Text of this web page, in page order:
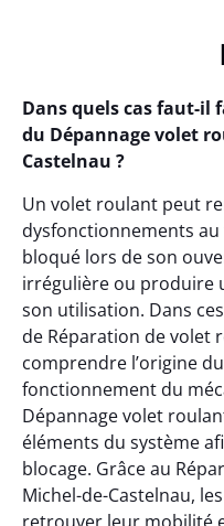
Dans quels cas faut-il
du Dépannage volet
Castelnau ?
Un volet roulant peut
dysfonctionnements
bloqué lors de son
irrégulière ou produire
son utilisation. Dans
de Réparation de volet
comprendre l’origine
fonctionnement du
Dépannage volet
éléments du système
blocage. Grâce au
Michel-de-Castelnau,